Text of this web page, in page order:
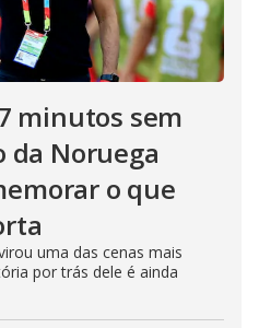
minutos sem
da Noruega
o que
uma das cenas mais
por trás dele é ainda